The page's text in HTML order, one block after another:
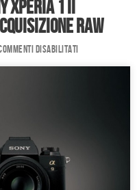
Xperia 1 II
RAW
disabilitati